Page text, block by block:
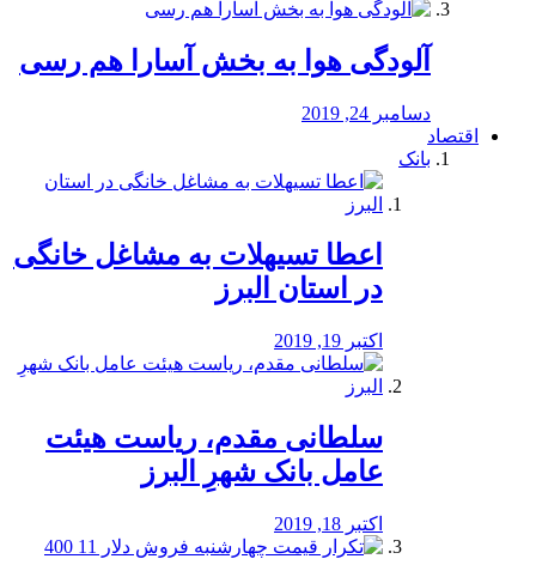
آلودگی هوا به بخش آسارا هم رسی
دسامبر 24, 2019
اقتصاد
بانک
️اعطا تسیهلات به مشاغل خانگی
در استان البرز
اکتبر 19, 2019
سلطانی مقدم، ریاست هیئت
عامل بانک شهرِ البرز
اکتبر 18, 2019